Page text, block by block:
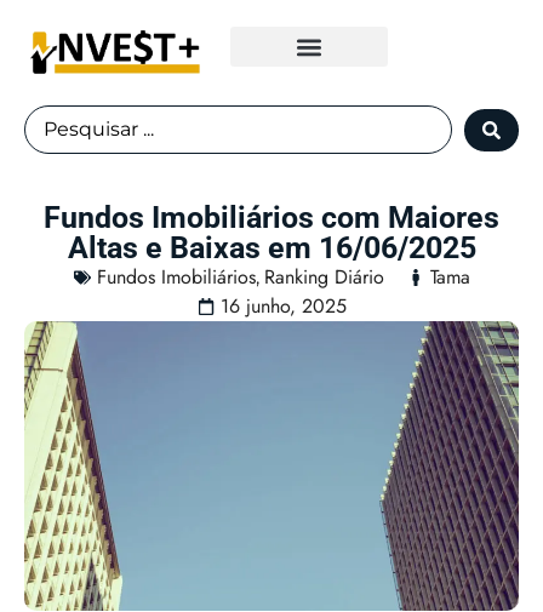
Fundos Imobiliários com Maiores
Altas e Baixas em 16/06/2025
Fundos Imobiliários, Ranking Diário
Tama
16 junho, 2025